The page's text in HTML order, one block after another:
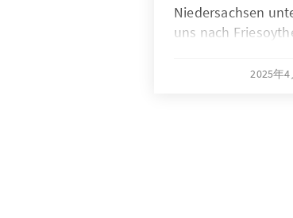
Niedersachsen
uns nach
das Gespräch mit
2025年4